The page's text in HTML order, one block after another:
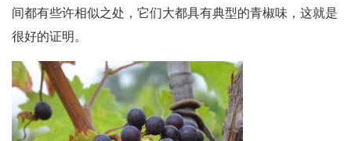
间都有些许相似之处，它们大都具有典型的青椒味，这就是
很好的证明。